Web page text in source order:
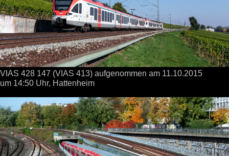
VIAS 428 147 (VIAS 413) aufgenommen am 11.10.2015
um 14:50 Uhr, Hattenheim